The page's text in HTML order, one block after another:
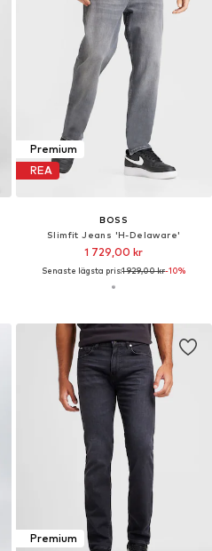
Premium
REA
BOSS
Slimfit Jeans 'H-Delaware'
1 729,00 kr
Senaste lägsta pris:1 929,00 kr-10%
Premium